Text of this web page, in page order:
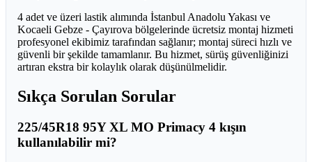
4 adet ve üzeri lastik alımında İstanbul Anadolu Yakası ve
Kocaeli Gebze - Çayırova bölgelerinde ücretsiz montaj hizmeti
profesyonel ekibimiz tarafından sağlanır; montaj süreci hızlı ve
güvenli bir şekilde tamamlanır. Bu hizmet, sürüş güvenliğinizi
artıran ekstra bir kolaylık olarak düşünülmelidir.
Sıkça Sorulan Sorular
225/45R18 95Y XL MO Primacy 4 kışın
kullanılabilir mi?